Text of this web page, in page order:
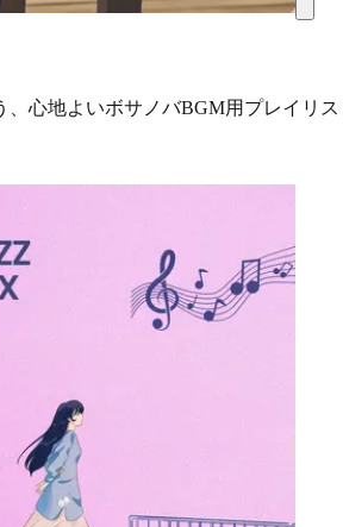
、心地よいボサノバBGM用プレイリ